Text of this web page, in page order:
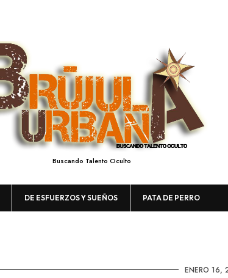
Buscando Talento Oculto
DE ESFUERZOS Y SUEÑOS PATA DE PERRO
ENERO 16,